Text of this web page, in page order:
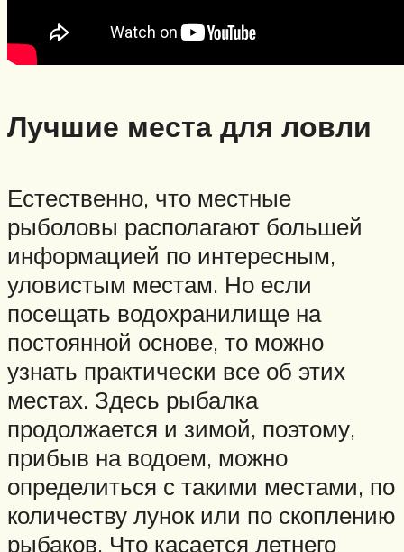
Лучшие места для ловли
Естественно, что местные
рыболовы располагают большей
информацией по интересным,
уловистым местам. Но если
посещать водохранилище на
постоянной основе, то можно
узнать практически все об этих
местах. Здесь рыбалка
продолжается и зимой, поэтому,
прибыв на водоем, можно
определиться с такими местами, по
количеству лунок или по скоплению
рыбаков. Что касается летнего